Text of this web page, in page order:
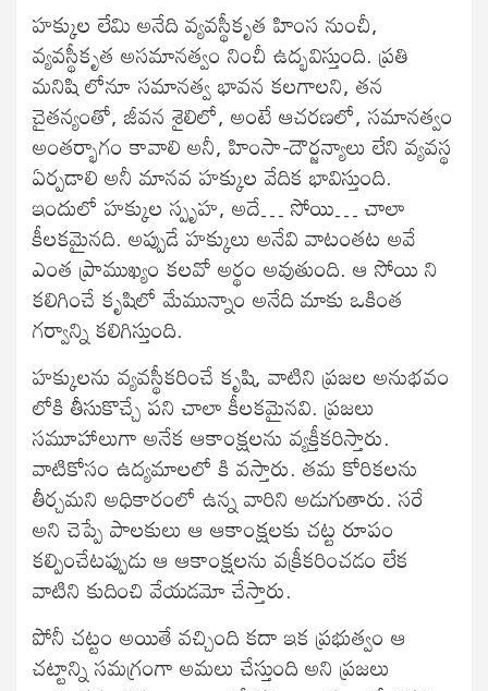
హక్కుల లేమి అనేది వ్యవస్థీకృత హింస నుంచీ,
వ్యవస్థీకృత అసమానత్వం నించీ ఉద్భవిస్తుంది. ప్రతి
మనిషి లోనూ సమానత్వ భావన కలగాలని, తన
చైతన్యంతో, జీవన శైలిలో, అంటే ఆచరణలో, సమానత్వం
అంతర్భాగం కావాలి అనీ, హింసా-దౌర్జన్యాలు లేని వ్యవస్థ
ఏర్పడాలి అనీ మానవ హక్కుల వేదిక భావిస్తుంది.
ఇందులో హక్కుల స్పృహ, అదే… సోయి… చాలా
కీలకమైనది. అప్పుడే హక్కులు అనేవి వాటంతట అవే
ఎంత ప్రాముఖ్యం కలవో అర్థం అవుతుంది. ఆ సోయి ని
కలిగించే కృషిలో మేమున్నాం అనేది మాకు ఒకింత
గర్వాన్ని కలిగిస్తుంది.
హక్కులను వ్యవస్థీకరించే కృషి, వాటిని ప్రజల అనుభవం
లోకి తీసుకొచ్చే పని చాలా కీలకమైనవి. ప్రజలు
సమూహాలుగా అనేక ఆకాంక్షలను వ్యక్తీకరిస్తారు.
వాటికోసం ఉద్యమాలలో కి వస్తారు. తమ కోరికలను
తీర్చమని అధికారంలో ఉన్న వారిని అడుగుతారు. సరే
అని చెప్పే పాలకులు ఆ ఆకాంక్షలకు చట్ట రూపం
కల్పించేటప్పుడు ఆ ఆకాంక్షలను వక్రీకరించడం లేక
వాటిని కుదించి వేయడమో చేస్తారు.
పోనీ చట్టం అయితే వచ్చింది కదా ఇక ప్రభుత్వం ఆ
చట్టాన్ని సమగ్రంగా అమలు చేస్తుంది అని ప్రజలు